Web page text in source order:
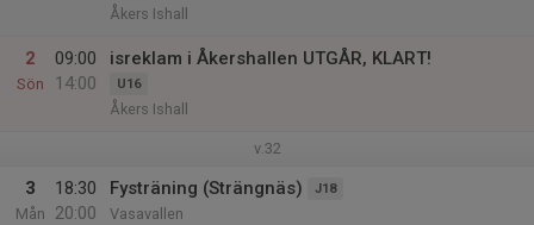
Åkers Ishall
2
Sön
09:00
14:00
isreklam i Åkershallen UTGÅR, KLART!
U16
Åkers Ishall
v.32
3
Mån
18:30
20:00
Fysträning (Strängnäs) J18
Vasavallen